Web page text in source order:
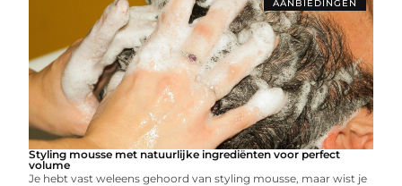
AANBIEDINGEN
Styling mousse met natuurlijke ingrediënten voor perfect
volume
Je hebt vast weleens gehoord van styling mousse, maar wist je